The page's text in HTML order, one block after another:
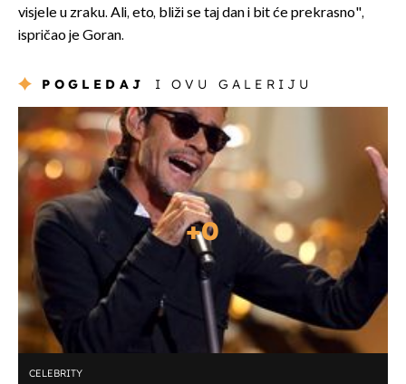
visjele u zraku. Ali, eto, bliži se taj dan i bit će prekrasno",
ispričao je Goran.
POGLEDAJ I OVU GALERIJU
+0
CELEBRITY